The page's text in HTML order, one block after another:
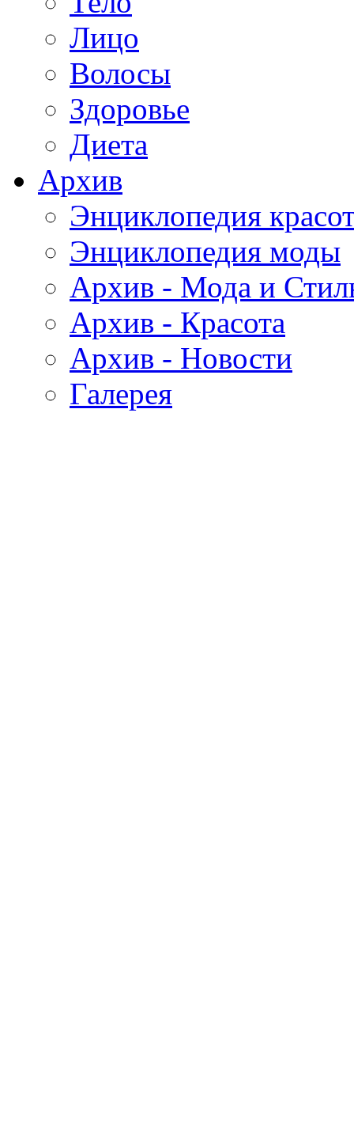
Лицо
Волосы
Здоровье
Диета
Архив
Энциклопедия
Энциклопедия моды
Архив - Мода и
Архив - Красота
Архив - Новости
Галерея